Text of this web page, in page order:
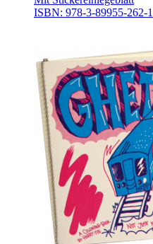
ISBN: 978-3-89955-262-1